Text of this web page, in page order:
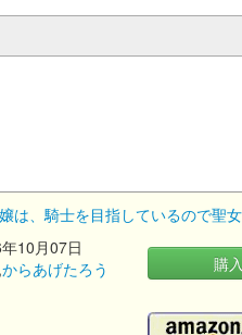
は、騎士を目指しているので聖
10月07日
,からあげたろう
購